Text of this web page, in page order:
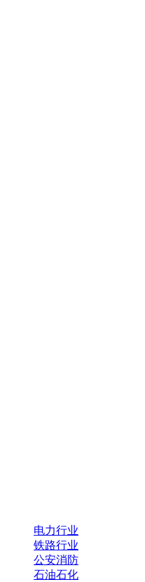
电力行业
铁路行业
公安消防
石油石化